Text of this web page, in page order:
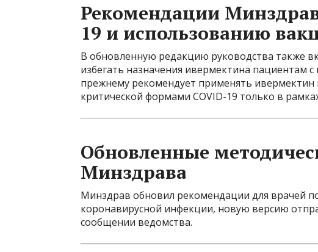
Рекомендации
19 и использованию
В обновленную редакцию руководства также
избегать назначения ивермектина пациентам
прежнему рекомендует применять
критической формами COVID-19 только в
Обновленные
Минздрава
Минздрав обновил рекомендации для врачей
коронавирусной инфекции, новую версию
сообщении ведомства.